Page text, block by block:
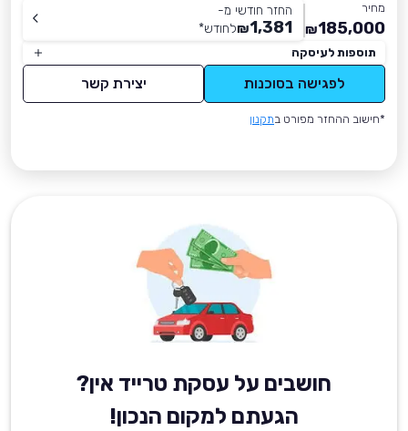
מחיר
185,000
₪
החזר חודשי מ-
1,381
₪לחודש*
תוספות לעיסקה
לפגישה בסוכנות יצירת קשר
*חישוב ההחזר מפורט בתקנון
חושבים על עסקת טרייד אין?
הגעתם למקום הנכון!